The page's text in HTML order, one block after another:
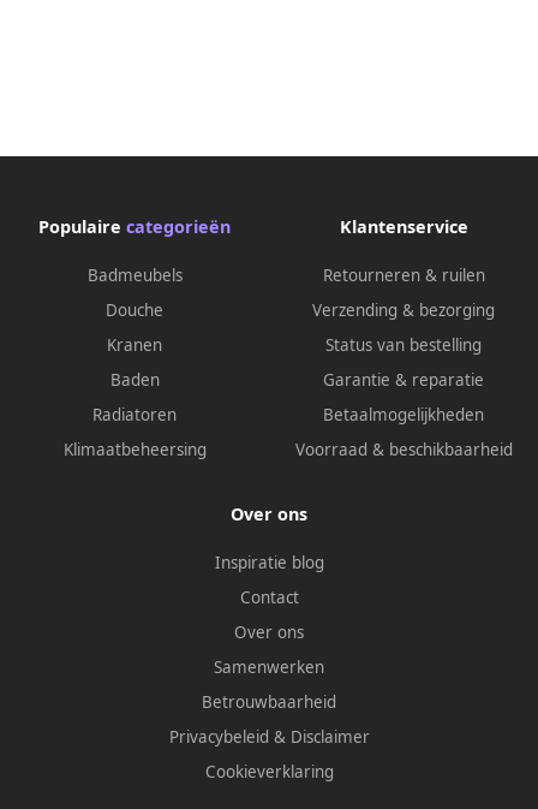
Populaire categorieën
Badmeubels
Douche
Kranen
Baden
Radiatoren
Klimaatbeheersing
Klantenservice
Retourneren & ruilen
Verzending & bezorging
Status van bestelling
Garantie & reparatie
Betaalmogelijkheden
Voorraad & beschikbaarheid
Over ons
Inspiratie blog
Contact
Over ons
Samenwerken
Betrouwbaarheid
Privacybeleid & Disclaimer
Cookieverklaring